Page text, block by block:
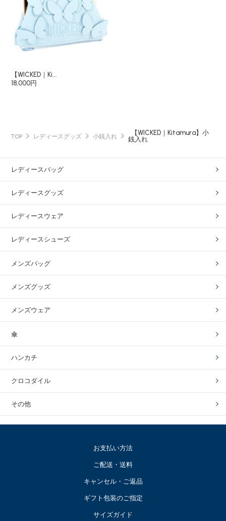
【WICKED｜Ki...
18,000円
TOP レディースグッズ 小銭入れ
【WICKED｜Kitamura】小
銭入れ
レディースバッグ
レディースグッズ
レディースウェア
レディースシューズ
メンズバッグ
メンズグッズ
メンズウェア
傘
ハンカチ
クロコダイル
その他
お支払い方法
ご配送・送料
キャンセル・ご返品
ギフト包装のご指定
サイズガイド